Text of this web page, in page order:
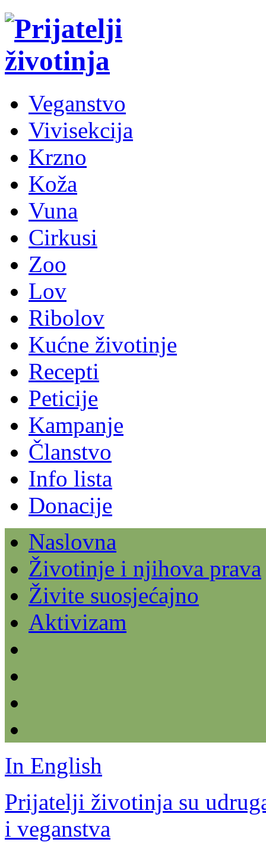
Veganstvo
Vivisekcija
Krzno
Koža
Vuna
Cirkusi
Zoo
Lov
Ribolov
Kućne životinje
Recepti
Peticije
Kampanje
Članstvo
Info lista
Donacije
Naslovna
Životinje i njihova prava
Živite suosjećajno
Aktivizam
In English
Prijatelji životinja su
i veganstva